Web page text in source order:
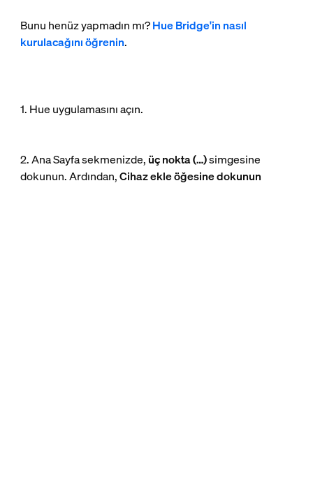
Bunu henüz yapmadın mı?Hue Bridge'in nasıl
kurulacağını öğrenin.
1. Hue uygulamasını açın.
2. Ana Sayfa sekmenizde, üç nokta (…)simgesine
dokunun. Ardından,Cihaz ekle öğesine dokunun